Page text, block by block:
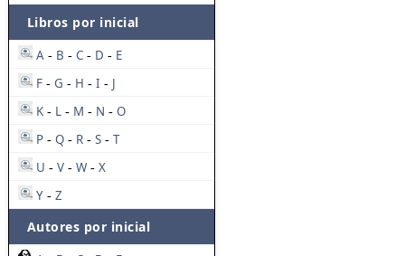
Libros por inicial
A - B - C - D - E
F - G - H - I - J
K - L - M - N - O
P - Q - R - S - T
U - V - W - X
Y - Z
Autores por inicial